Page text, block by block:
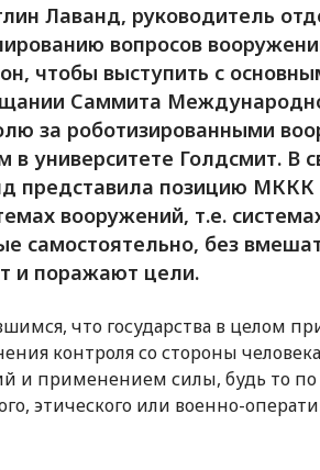
Лаванд, руководитель
вопросов
чтобы выступить с
Саммита
за роботизированными
в университете Голдсмит. В
представила позицию МККК
вооружений, т.е.
самостоятельно, без
и поражают цели.
что государства в целом
контроля со стороны
и применением силы, будь то по
этического или военно-